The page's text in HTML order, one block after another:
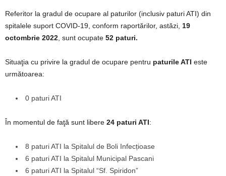
Referitor la gradul de ocupare al paturilor (inclusiv paturi ATI) din
spitalele suport COVID-19, conform raportărilor, astăzi, 19
octombrie 2022 , sunt ocupate 52 paturi.
Situaţia cu privire la gradul de ocupare pentru paturile ATI este
următoarea:
0 paturi ATI
În momentul de faţă sunt libere 24 paturi ATI:
8 paturi ATI la Spitalul de Boli Infecțioase
6 paturi ATI la Spitalul Municipal Pascani
6 paturi ATI la Spitalul “Sf. Spiridon”